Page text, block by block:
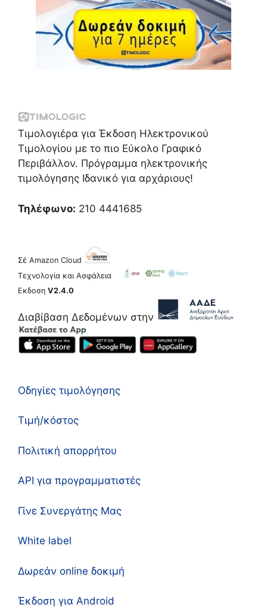
Τιμολογιέρα για Έκδοση Ηλεκτρονικού
Τιμολογίου με το πιο Εύκολο Γραφικό
Περιβάλλον. Πρόγραμμα ηλεκτρονικής
τιμολόγησης Ιδανικό για αρχάριους!
Τηλέφωνο: 210 4441685
Σέ Amazon Cloud
Τεχνολογία και Ασφάλεια
Εκδοση V2.4.0
Διαβίβαση Δεδομένων στην
Οδηγίες τιμολόγησης
Τιμή/κόστος
Πολιτική απορρήτου
API για προγραμματιστές
Γίνε Συνεργάτης Μας
White label
Δωρεάν online δοκιμή
Έκδοση για Android